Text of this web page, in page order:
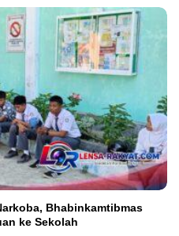
Bhabinkamtibmas
ke Sekolah